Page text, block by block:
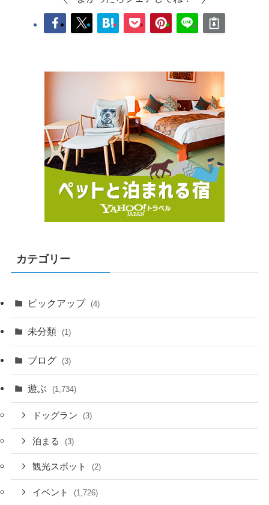
カテゴリー
ピックアップ (4)
未分類 (1)
ブログ (3)
遊ぶ (1,734)
ドッグラン (3)
泊まる (3)
観光スポット (2)
イベント (1,726)